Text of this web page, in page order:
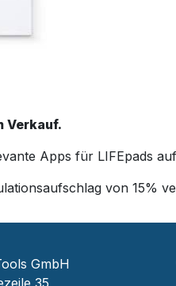
Verkauf.
Apps für LIFEpads
von 15%
GmbH
35